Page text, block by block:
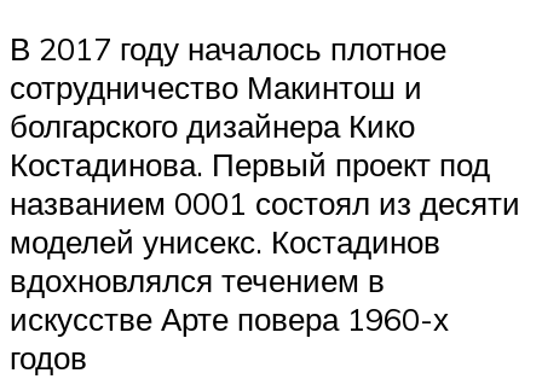
В 2017 году началось плотное
сотрудничество Макинтош и
болгарского дизайнера Кико
Костадинова. Первый проект под
названием 0001 состоял из десяти
моделей унисекс. Костадинов
вдохновлялся течением в
искусстве Арте повера 1960-х
годов